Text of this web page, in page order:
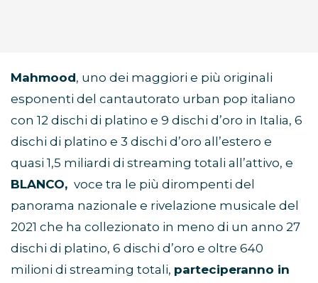
Mahmood, uno dei maggiori e più originali
esponenti del cantautorato urban pop italiano
con 12 dischi di platino e 9 dischi d’oro in Italia, 6
dischi di platino e 3 dischi d’oro all’estero e
quasi 1,5 miliardi di streaming totali all’attivo, e
BLANCO, voce tra le più dirompenti del
panorama nazionale e rivelazione musicale del
2021 che ha collezionato in meno di un anno 27
dischi di platino, 6 dischi d’oro e oltre 640
milioni di streaming totali, parteciperanno in